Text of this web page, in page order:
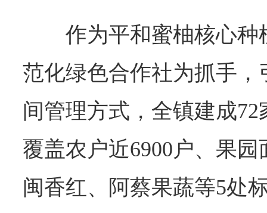
作为平和蜜柚核心
范化绿色合作社为抓手
间管理方式，全镇建成
覆盖农户近6900户、果
闽香红、阿蔡果蔬等5处